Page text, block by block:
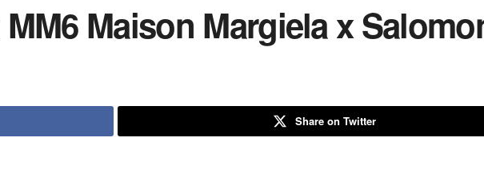
Maison Margiela x
Share on Twitter